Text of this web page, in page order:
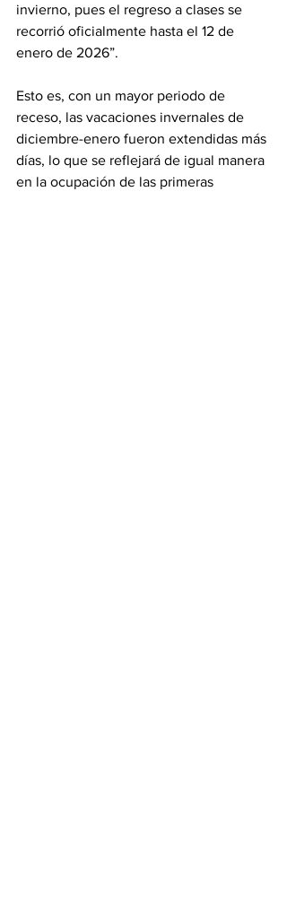
invierno, pues el regreso a clases se
recorrió oficialmente hasta el 12 de
enero de 2026”.
Esto es, con un mayor periodo de
receso, las vacaciones invernales de
diciembre-enero fueron extendidas más
días, lo que se reflejará de igual manera
en la ocupación de las primeras